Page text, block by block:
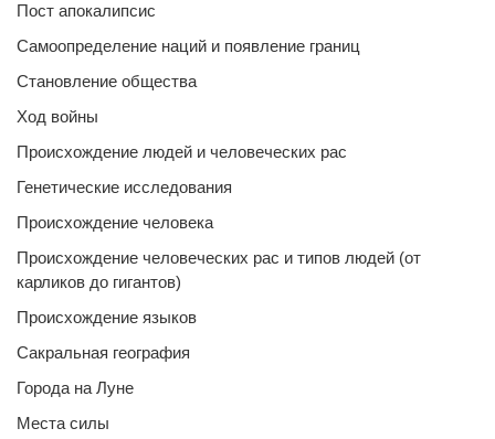
Пост апокалипсис
Самоопределение наций и появление границ
Становление общества
Ход войны
Происхождение людей и человеческих рас
Генетические исследования
Происхождение человека
Происхождение человеческих рас и типов людей (от
карликов до гигантов)
Происхождение языков
Сакральная география
Города на Луне
Места силы